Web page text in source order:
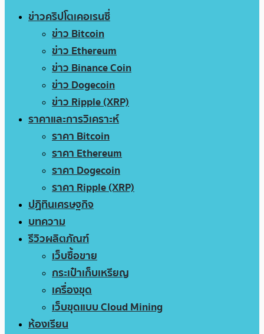
ข่าวคริปโตเคอเรนซี่
ข่าว Bitcoin
ข่าว Ethereum
ข่าว Binance Coin
ข่าว Dogecoin
ข่าว Ripple (XRP)
ราคาและการวิเคราะห์
ราคา Bitcoin
ราคา Ethereum
ราคา Dogecoin
ราคา Ripple (XRP)
ปฏิทินเศรษฐกิจ
บทความ
รีวิวผลิตภัณฑ์
เว็บซื้อขาย
กระเป๋าเก็บเหรียญ
เครื่องขุด
เว็บขุดแบบ Cloud Mining
ห้องเรียน